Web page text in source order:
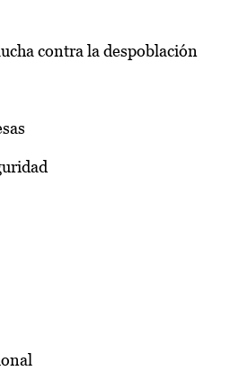
contra la despoblación